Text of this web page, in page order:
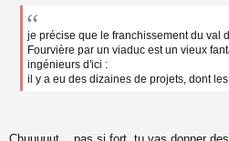
je précise que le franchissement du val
Fourvière par un viaduc est un vieux
ingénieurs d'ici :
il y a eu des dizaines de projets, dont